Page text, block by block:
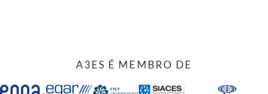
A3ES É MEMBRO DE